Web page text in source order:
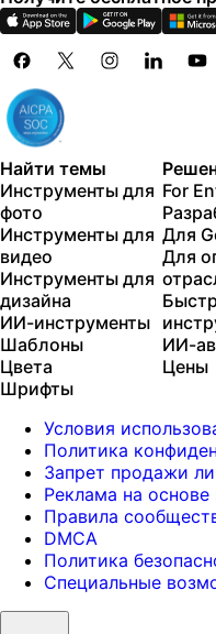
15+ creative AI
— across video,
агента с помощью
Use Picsart inside
via MCP
Найти темы
Инструменты для
фото
Инструменты для
видео
Инструменты для
дизайна
ИИ-инструменты
Шаблоны
Цвета
Шрифты
For
Для
Для
ИИ-
Цены
Условия
Политика
Запрет продажи
Реклама на основе
Правила
DMCA
Политика
Специальные